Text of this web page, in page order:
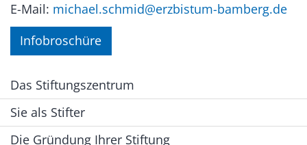
E-Mail: michael.schmid@erzbistum-bamberg.de
Infobroschüre
Das Stiftungszentrum
Sie als Stifter
Die Gründung Ihrer Stiftung